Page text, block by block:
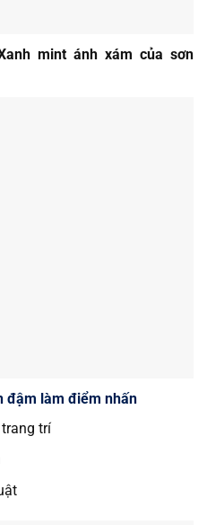
mint ánh xám của sơn
đậm làm điểm nhấn
trí